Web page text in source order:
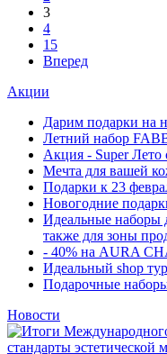
3
4
15
Вперед
Акции
Дарим подарки на
Летний набор
Акция - Super Лето
Мечта для вашей
Подарки к 23
Новогодние
Идеальные наборы
также для зоны
- 40% на AURA
Идеальный shop тур
Подарочные
Новости